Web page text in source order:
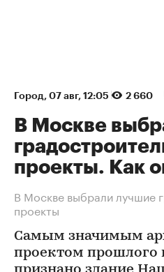
Город⁠, 07 авг, 12:05 2 660
В Москве
проекты. Как
В Москве выбрали лучшие
проекты
Самым значимым
проектом прошлого